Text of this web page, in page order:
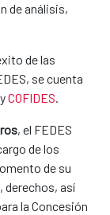
de análisis,
de las
se cuenta
yCOFIDES.
, el FEDES
de los
de su
derechos, así
la Concesión